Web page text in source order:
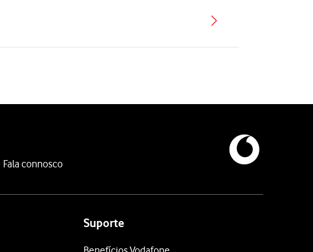
Fala connosco
Suporte